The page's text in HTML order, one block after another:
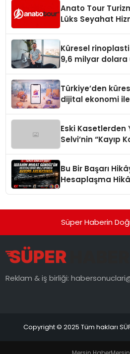
Anato Tour
Lüks Seyahat
Küresel rinoplasti
9,6 milyar dolara
Türkiye’den
dijital ekonomi
Eski Kasetlerden
Selvi’nin “Kayıp
Bu Bir Başarı
Hesaplaşma
Süper Haberin
Reklam & iş birliği:
Copyright © 2025 Tüm hakları